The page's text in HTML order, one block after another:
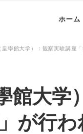
ホーム
皇學館大学）：観察実験講座
館大学
が行わ